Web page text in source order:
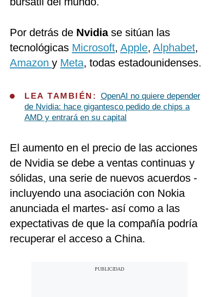
Por detrás de Nvidiase sitúan las
tecnológicas Microsoft, Apple, Alphabet,
Amazon y Meta, todas estadounidenses.
LEA TAMBIÉN: OpenAI no quiere depender
de Nvidia: hace gigantesco pedido de chips a
AMD y entrará en su capital
El aumento en el precio de las acciones
de Nvidia se debe a ventas continuas y
sólidas, una serie de nuevos acuerdos -
incluyendo una asociación con Nokia
anunciada el martes- así como a las
expectativas de que la compañía podría
recuperar el acceso a China.